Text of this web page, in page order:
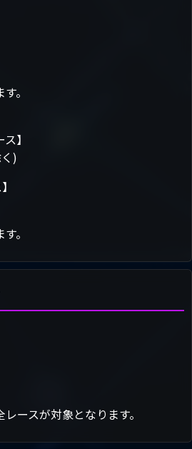
。
】
)
。
ースが対象となります。